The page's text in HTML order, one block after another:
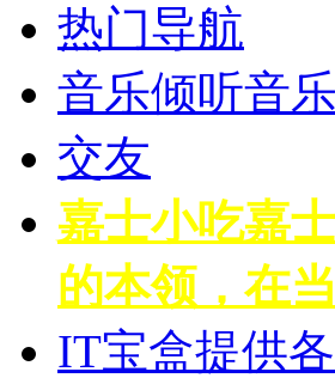
热门导航
音乐倾听音
交友
嘉士小吃嘉
的本领，在
IT宝盒提供